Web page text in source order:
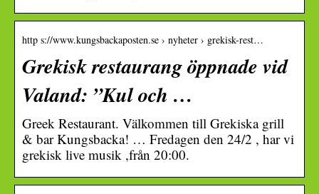
http s://www.kungsbackaposten.se › nyheter › grekisk-rest…
Grekisk restaurang öppnade vid
Valand: ”Kul och …
Greek Restaurant. Välkommen till Grekiska grill
& bar Kungsbacka! … Fredagen den 24/2 , har vi
grekisk live musik ,från 20:00.